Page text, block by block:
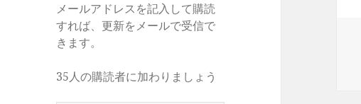
メールアドレスを記入して購読
すれば、更新をメールで受信で
きます。
35人の購読者に加わりましょう